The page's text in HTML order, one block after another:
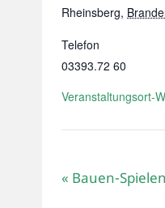
Rheinsberg,
Telefon
03393.72 60
Veranstaltungsort-
« Bauen-